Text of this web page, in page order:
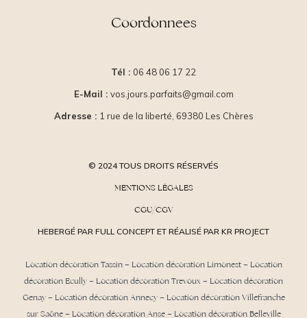
Coordonnees
Tél : 06 48 06 17 22
E-Mail : vos.jours.parfaits@gmail.com
Adresse : 1 rue de la liberté, 69380 Les Chères
© 2024 TOUS DROITS RÉSERVÉS
MENTIONS LÉGALES
CGU/CGV
HEBERGÉ PAR FULL CONCEPT ET RÉALISÉ PAR KR PROJECT
Location décoration Tassin– Location décoration Limonest– Location
décoration Ecully– Location décoration Trevoux– Location décoration
Genay– Location décoration Annecy– Location décoration Villefranche
sur Saône– Location décoration Anse– Location décoration Belleville